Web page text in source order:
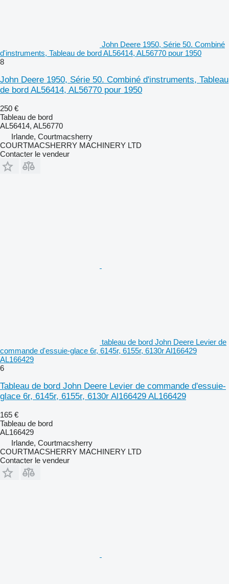
John Deere 1950, Série 50. Combiné
d'instruments, Tableau de bord AL56414, AL56770 pour 1950
8
John Deere 1950, Série 50. Combiné d'instruments, Tableau
de bord AL56414, AL56770 pour 1950
250 €
Tableau de bord
AL56414, AL56770
Irlande, Courtmacsherry
COURTMACSHERRY MACHINERY LTD
Contacter le vendeur
tableau de bord John Deere Levier de
commande d'essuie-glace 6r, 6145r, 6155r, 6130r Al166429
AL166429
6
Tableau de bord John Deere Levier de commande d'essuie-
glace 6r, 6145r, 6155r, 6130r Al166429 AL166429
165 €
Tableau de bord
AL166429
Irlande, Courtmacsherry
COURTMACSHERRY MACHINERY LTD
Contacter le vendeur